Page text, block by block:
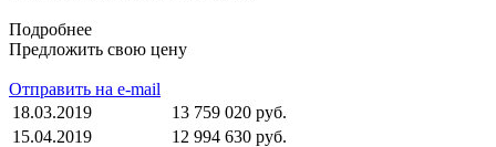
Подробнее
Предложить свою цену
Отправить на e-mail
18.03.2019
13 759 020 руб.
15.04.2019
12 994 630 руб.